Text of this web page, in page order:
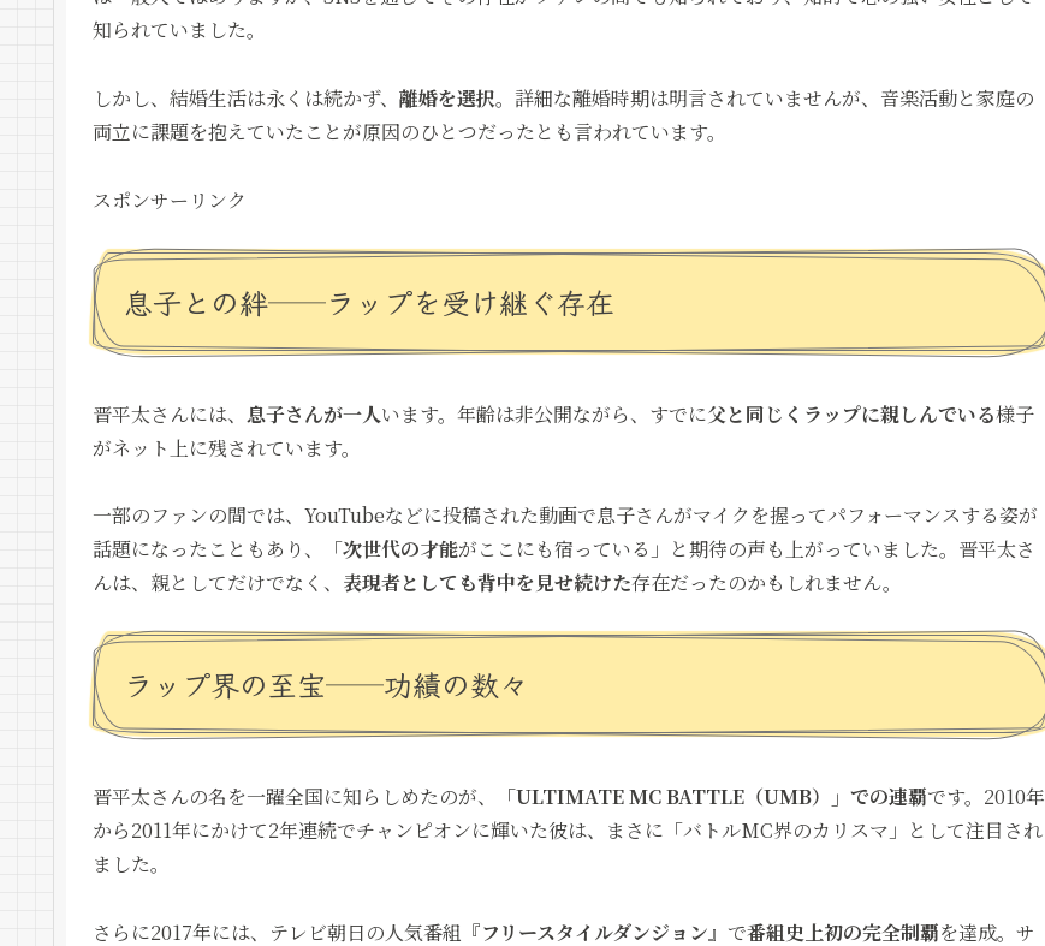
知られていました。
しかし、結婚生活は永くは続かず、 離婚を選択。詳細な離婚時期は明言されていませんが、音楽活動と家庭の
両立に課題を抱えていたことが原因のひとつだったとも言われています。
スポンサーリンク
息子との絆──ラップを受け継ぐ存在
晋平太さんには、 息子さんが一人います。年齢は非公開ながら、すでに父と同じくラップに親しんでいる様子
がネット上に残されています。
一部のファンの間では、YouTubeなどに投稿された動画で息子さんがマイクを握ってパフォーマンスする姿が
話題になったこともあり、「次世代の才能がここにも宿っている」と期待の声も上がっていました。晋平太さ
んは、親としてだけでなく、 表現者としても背中を見せ続けた存在だったのかもしれません。
ラップ界の至宝──功績の数々
晋平太さんの名を一躍全国に知らしめたのが、 「ULTIMATE MC BATTLE（UMB）」での連覇です。2010年
から2011年にかけて2年連続でチャンピオンに輝いた彼は、まさに「バトルMC界のカリスマ」として注目され
ました。
さらに2017年には、テレビ朝日の人気番組『フリースタイルダンジョン』で番組史上初の完全制覇を達成。サ